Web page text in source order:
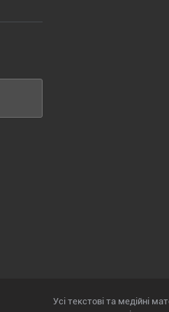
Усі текстові та медійні